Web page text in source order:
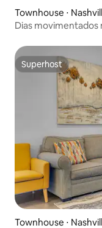
Townhouse ⋅
Dias movimentados
Superhost
Superhost
Townhouse ⋅